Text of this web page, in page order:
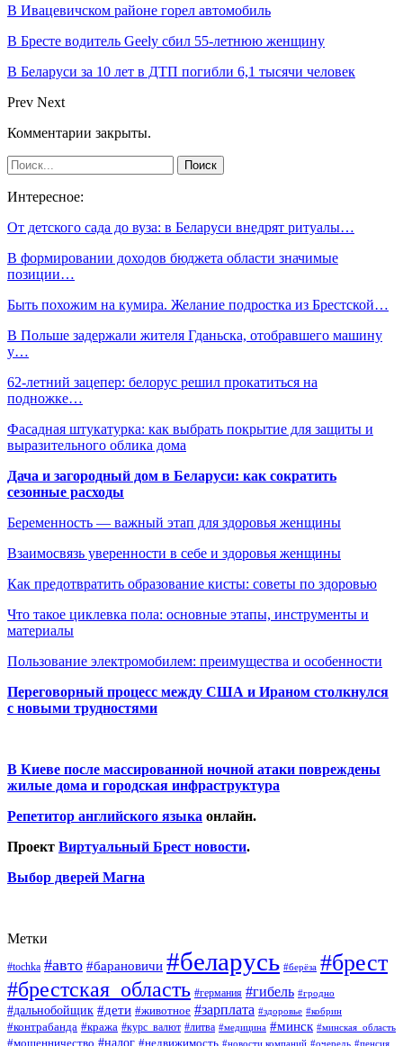
В Ивацевичском районе горел автомобиль
В Бресте водитель Geely сбил 55-летнюю женщину
В Беларуси за 10 лет в ДТП погибли 6,1 тысячи человек
Prev Next
Комментарии закрыты.
Интересное:
От детского сада до вуза: в Беларуси внедрят ритуалы…
В формировании доходов бюджета области значимые
позиции…
Быть похожим на кумира. Желание подростка из Брестской…
В Польше задержали жителя Гданьска, отобравшего машину
у…
62-летний зацепер: белорус решил прокатиться на
подножке…
Фасадная штукатурка: как выбрать покрытие для защиты и
выразительного облика дома
Дача и загородный дом в Беларуси: как сократить
сезонные расходы
Беременность — важный этап для здоровья женщины
Взаимосвязь уверенности в себе и здоровья женщины
Как предотвратить образование кисты: советы по здоровью
Что такое циклевка пола: основные этапы, инструменты и
материалы
Пользование электромобилем: преимущества и особенности
Переговорный процесс между США и Ираном столкнулся
с новыми трудностями
В Киеве после массированной ночной атаки повреждены
жилые дома и городская инфраструктура
Репетитор английского языка онлайн.
Проект Виртуальный Брест новости.
Выбор дверей Магна
Метки
#tochka #авто #барановичи #беларусь #берёза #брест
#брестская_область #германия #гибель #гродно
#дальнобойщик #дети #животное #зарплата #здоровье #кобрин
#контрабанда #кража #курс_валют #литва #медицина #минск #минская_область
#мошенничество #налог #недвижимость #новости компаний #очередь #пенсия